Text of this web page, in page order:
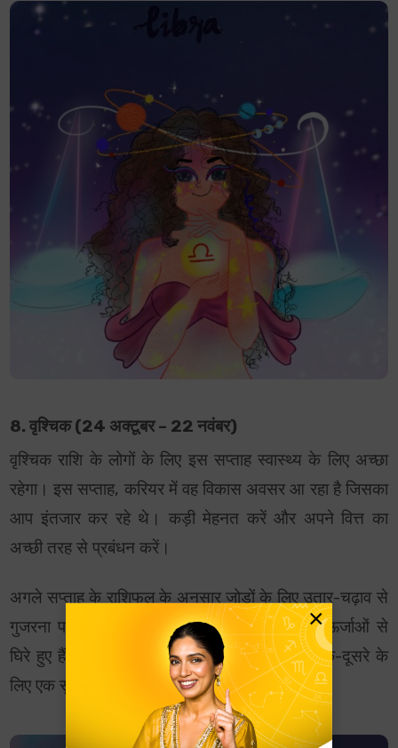
8. वृश्चिक (24 अक्टूबर – 22 नवंबर)
वृश्चिक राशि के लोगों के लिए इस सप्ताह स्वास्थ्य के लिए अच्छा
रहेगा। इस सप्ताह, करियर में वह विकास अवसर आ रहा है जिसका
आप इंतजार कर रहे थे। कड़ी मेहनत करें और अपने वित्त का
अच्छी तरह से प्रबंधन करें।
अगले सप्ताह के राशिफल के अनुसार जोड़ों के लिए उतार-चढ़ाव से
गुजरना पड़ सकता है क्योंकि दोनों साथी नकारात्मक ऊर्जाओं से
घिरे हुए हैं। अपने रिश्ते में अधिक प्रयास करें और एक-दूसरे के
लिए एक सुरक्षित स्थान बनाएं।
×